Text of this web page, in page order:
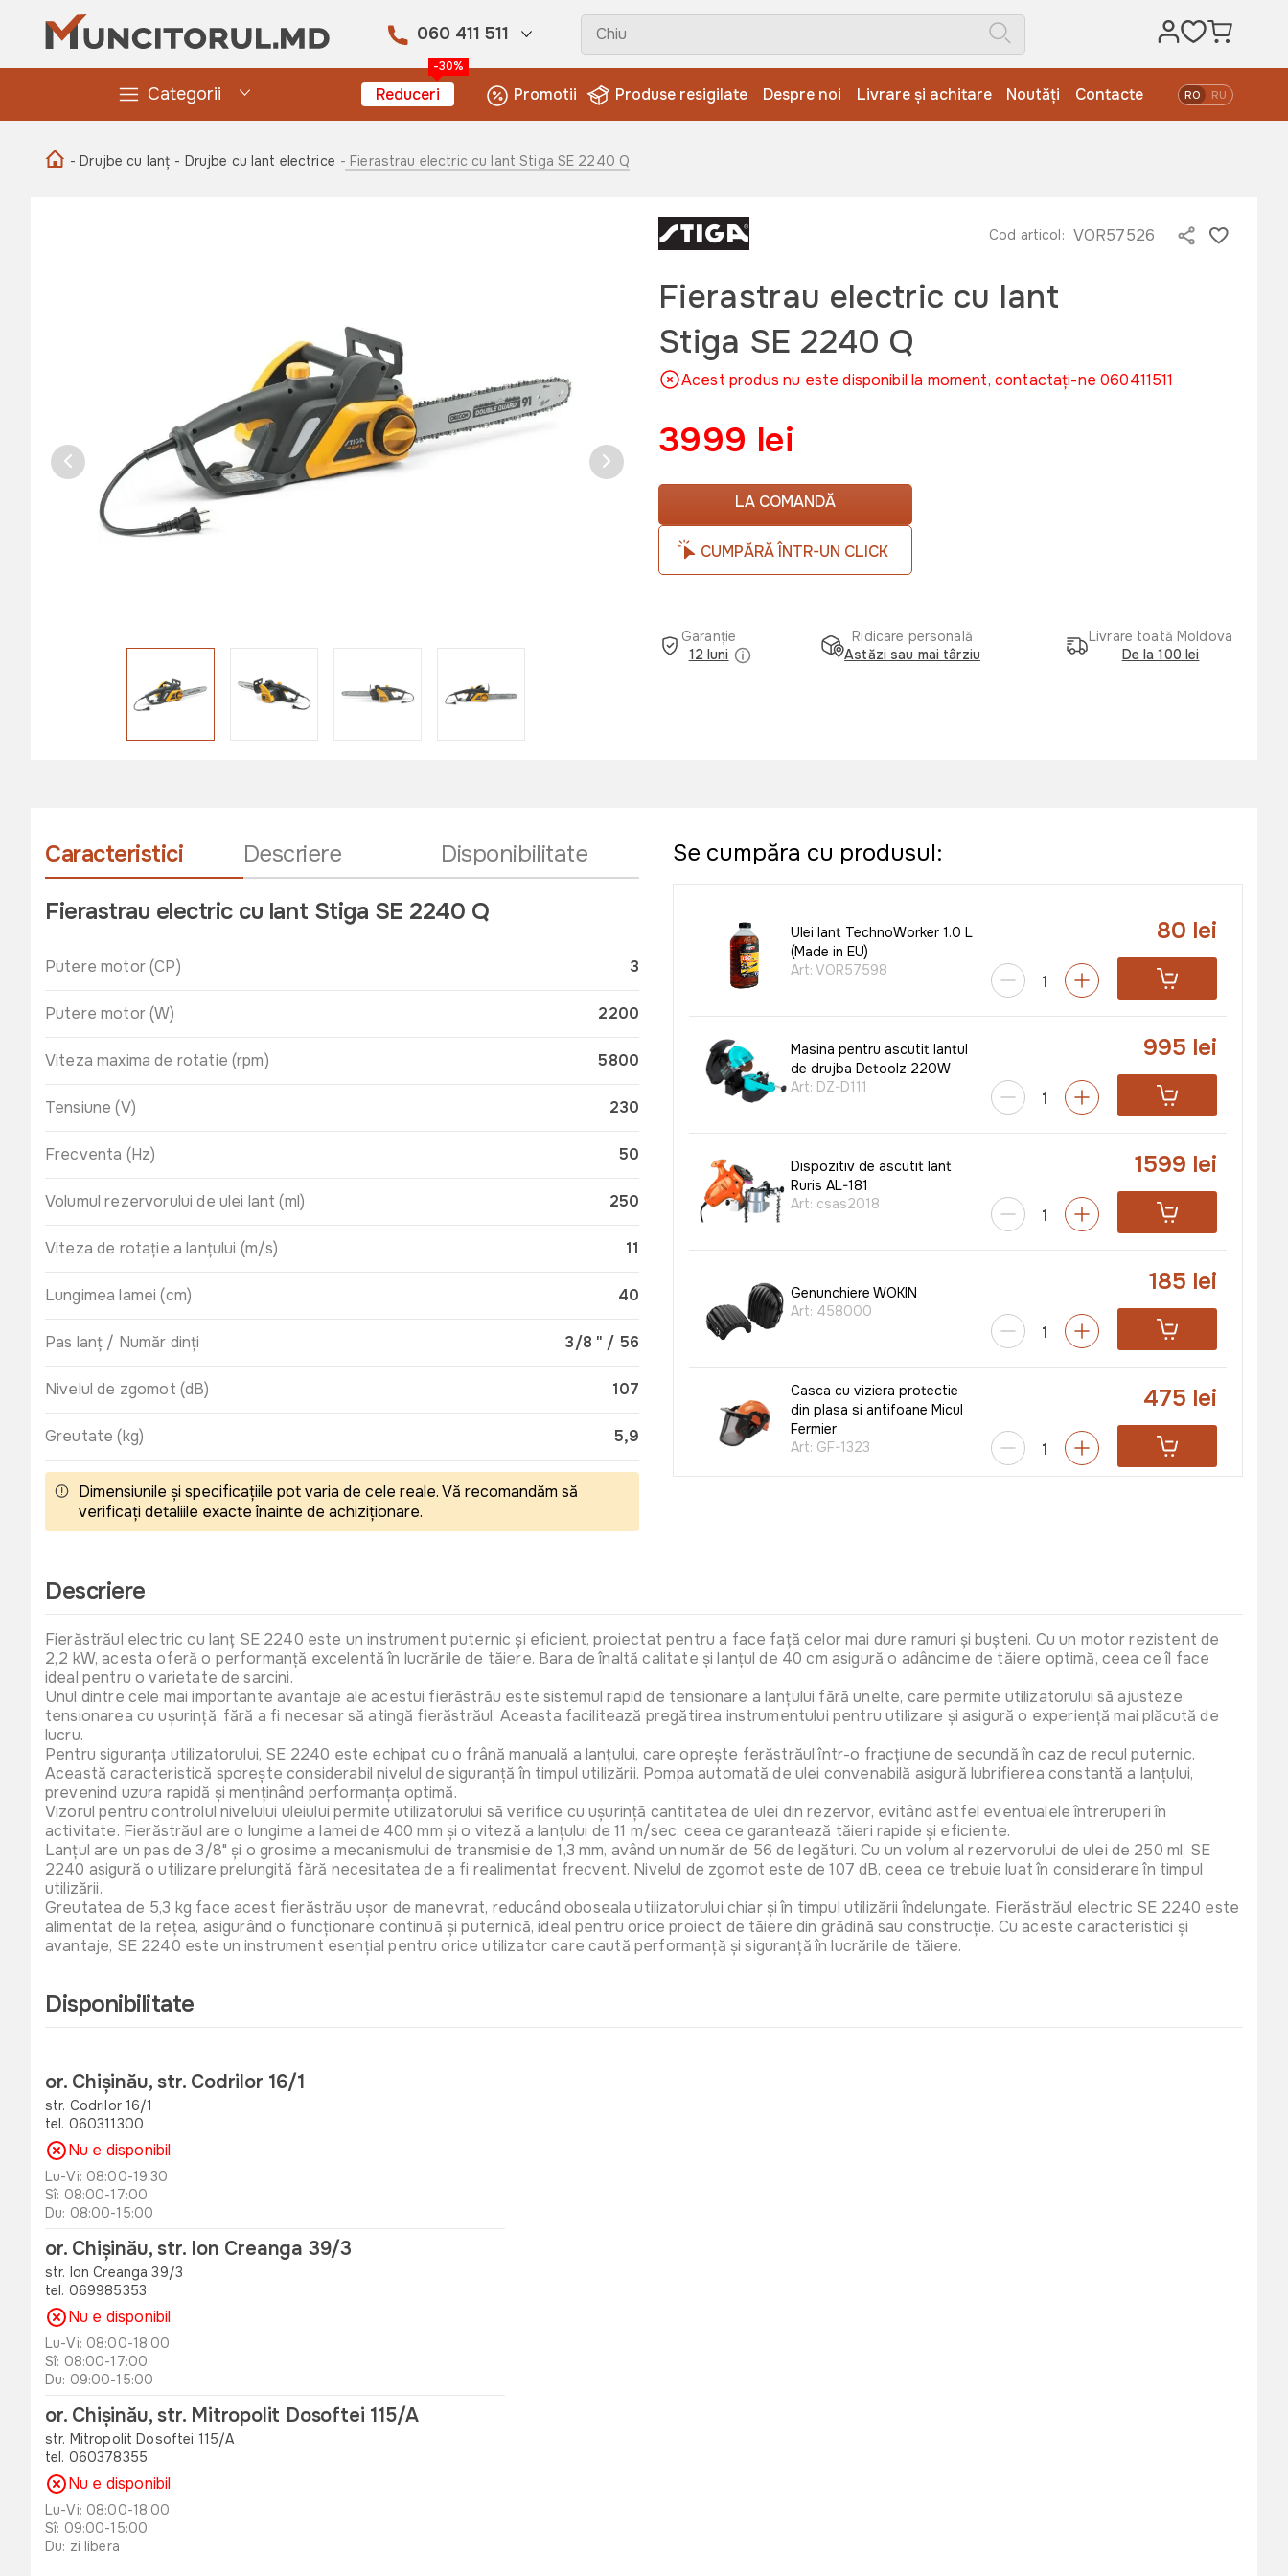
060 411 511
Categorii
-30%
Reduceri Promotii Produse resigilate Despre noi Livrare și achitare Noutăți Contacte RO RU
- Drujbe cu lanț - Drujbe cu lant electrice - Fierastrau electric cu lant Stiga SE 2240 Q
Cod articol: VOR57526
Fierastrau electric cu lant
Stiga SE 2240 Q
Acest produs nu este disponibil la moment, contactați-ne 060411511
3999 lei
LA COMANDĂ
CUMPĂRĂ ÎNTR-UN CLICK
Garanție
12 luni
Ridicare personală
Astăzi sau mai târziu
Livrare toată Moldova
De la 100 lei
Caracteristici Descriere
Disponibilitate
Fierastrau electric cu lant Stiga SE 2240 Q
Putere motor (CP) 3
Putere motor (W) 2200
Viteza maxima de rotatie (rpm) 5800
Tensiune (V) 230
Frecventa (Hz) 50
Volumul rezervorului de ulei lant (ml) 250
Viteza de rotație a lanțului (m/s) 11
Lungimea lamei (cm) 40
Pas lanț / Număr dinți 3/8 " / 56
Nivelul de zgomot (dB) 107
Greutate (kg) 5,9
Dimensiunile și specificațiile pot varia de cele reale. Vă recomandăm să
verificați detaliile exacte înainte de achiziționare.
Se cumpăra cu produsul:
Ulei lant TechnoWorker 1.0 L
(Made in EU)
Art: VOR57598
80 lei
Masina pentru ascutit lantul
de drujba Detoolz 220W
Art: DZ-D111
995 lei
Dispozitiv de ascutit lant
Ruris AL-181
Art: csas2018
1599 lei
Genunchiere WOKIN
Art: 458000
185 lei
Casca cu viziera protectie
din plasa si antifoane Micul
Fermier
Art: GF-1323
475 lei
Prelungitor 10m Orno 10A
3x1.0 mm, 230 V
GES1GS10M
265 lei
Prelungitor 20m Orno 10A
3x1.0 mm, 230 V
490 lei
Prelungitor 30m Orno 10A
Art:GES1GS30M
799 lei
Descriere
Fierăstrăul electric cu lanț SE 2240 este un instrument puternic și eficient, proiectat pentru a face față celor mai dure ramuri și bușteni. Cu un motor rezistent de
2,2 kW, acesta oferă o performanță excelentă în lucrările de tăiere. Bara de înaltă calitate și lanțul de 40 cm asigură o adâncime de tăiere optimă, ceea ce îl face
ideal pentru o varietate de sarcini.
Unul dintre cele mai importante avantaje ale acestui fierăstrău este sistemul rapid de tensionare a lanțului fără unelte, care permite utilizatorului să ajusteze
tensionarea cu ușurință, fără a fi necesar să atingă fierăstrăul. Aceasta facilitează pregătirea instrumentului pentru utilizare și asigură o experiență mai plăcută de
lucru.
Pentru siguranța utilizatorului, SE 2240 este echipat cu o frână manuală a lanțului, care oprește ferăstrăul într-o fracțiune de secundă în caz de recul puternic.
Această caracteristică sporește considerabil nivelul de siguranță în timpul utilizării. Pompa automată de ulei convenabilă asigură lubrifierea constantă a lanțului,
prevenind uzura rapidă și menținând performanța optimă.
Vizorul pentru controlul nivelului uleiului permite utilizatorului să verifice cu ușurință cantitatea de ulei din rezervor, evitând astfel eventualele întreruperi în
activitate. Fierăstrăul are o lungime a lamei de 400 mm și o viteză a lanțului de 11 m/sec, ceea ce garantează tăieri rapide și eficiente.
Lanțul are un pas de 3/8" și o grosime a mecanismului de transmisie de 1,3 mm, având un număr de 56 de legături. Cu un volum al rezervorului de ulei de 250 ml, SE
2240 asigură o utilizare prelungită fără necesitatea de a fi realimentat frecvent. Nivelul de zgomot este de 107 dB, ceea ce trebuie luat în considerare în timpul
utilizării.
Greutatea de 5,3 kg face acest fierăstrău ușor de manevrat, reducând oboseala utilizatorului chiar și în timpul utilizării îndelungate. Fierăstrăul electric SE 2240 este
alimentat de la rețea, asigurând o funcționare continuă și puternică, ideal pentru orice proiect de tăiere din grădină sau construcție. Cu aceste caracteristici și
avantaje, SE 2240 este un instrument esențial pentru orice utilizator care caută performanță și siguranță în lucrările de tăiere.
Disponibilitate
or. Chișinău, str. Codrilor 16/1
str. Codrilor 16/1
tel. 060311300
Nu e disponibil
Lu-Vi: 08:00-19:30
Sî: 08:00-17:00
Du: 08:00-15:00
or. Chișinău, str. Ion Creanga 39/3
str. Ion Creanga 39/3
tel. 069985353
Nu e disponibil
Lu-Vi: 08:00-18:00
Sî: 08:00-17:00
Du: 09:00-15:00
or. Chișinău, str. Mitropolit Dosoftei 115/A
str. Mitropolit Dosoftei 115/A
tel. 060378355
Nu e disponibil
Lu-Vi: 08:00-18:00
Sî: 09:00-15:00
Du: zi libera